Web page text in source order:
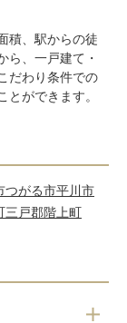
積、駅からの徒
ら、一戸建て・
だわり条件での
ができます。
つがる市平川市
三戸郡階上町